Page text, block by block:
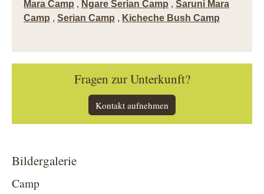
Mara Camp , Ngare Serian Camp , Saruni Mara
Camp , Serian Camp , Kicheche Bush Camp
Fragen zur Unterkunft?
Kontakt aufnehmen
Bildergalerie
Camp